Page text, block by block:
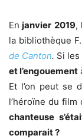
En janvier 2019,
la bibliothèque
de Canton. Si
et l’engouement
Et l’on peut se
l’héroïne du film
chanteuse
comparait ?